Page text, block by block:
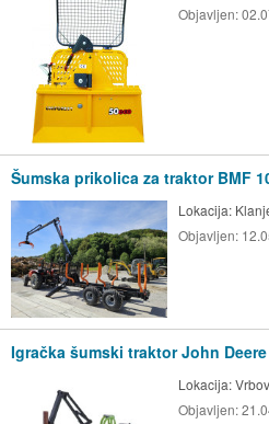
Objavljen:
Šumska prikolica za traktor BMF
Lokacija:
Objavljen:
Igračka šumski traktor John
Lokacija:
Objavljen: